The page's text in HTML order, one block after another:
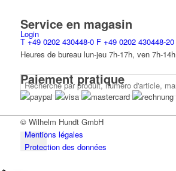
Login
Service en magasin
T +49 0202 430448-0 F +49 0202 430448-20
Heures de bureau lun-jeu 7h-17h, ven 7h-14h
Paiement pratique
© Wilhelm Hundt GmbH
Mentions légales
Protection des données